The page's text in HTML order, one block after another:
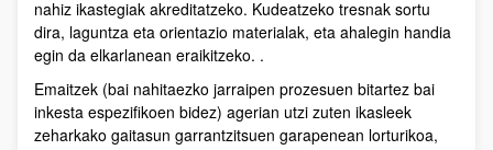
nahiz ikastegiak akreditatzeko. Kudeatzeko tresnak sortu
dira, laguntza eta orientazio materialak, eta ahalegin handia
egin da elkarlanean eraikitzeko. .
Emaitzek (bai nahitaezko jarraipen prozesuen bitartez bai
inkesta espezifikoen bidez) agerian utzi zuten ikasleek
zeharkako gaitasun garrantzitsuen garapenean lorturikoa,